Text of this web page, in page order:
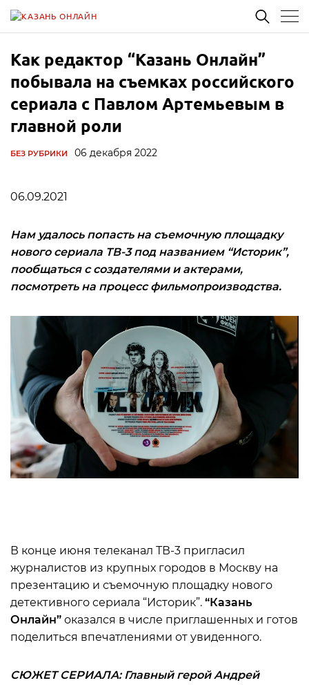
Как редактор “Казань Онлайн”
побывала на съемках российского
сериала с Павлом Артемьевым в
главной роли
БЕЗ РУБРИКИ 06 декабря 2022
06.09.2021
Нам удалось попасть на съемочную площадку
нового сериала ТВ-3 под названием “Историк”,
пообщаться с создателями и актерами,
посмотреть на процесс фильмопроизводства.
В конце июня телеканал ТВ-3 пригласил
журналистов из крупных городов в Москву на
презентацию и съемочную площадку нового
детективного сериала “Историк”. “Казань
Онлайн” оказался в числе приглашенных и готов
поделиться впечатлениями от увиденного.
СЮЖЕТ СЕРИАЛА: Главный герой Андрей